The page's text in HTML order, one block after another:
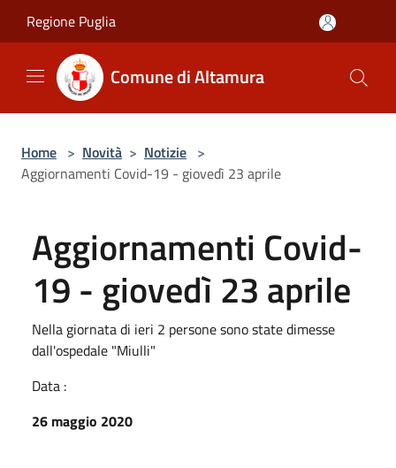
Regione Puglia
Comune di Altamura
Home > Novità > Notizie >
Aggiornamenti Covid-19 - giovedì 23 aprile
Aggiornamenti Covid-
19 - giovedì 23 aprile
Nella giornata di ieri 2 persone sono state dimesse
dall'ospedale "Miulli"
Data :
26 maggio 2020